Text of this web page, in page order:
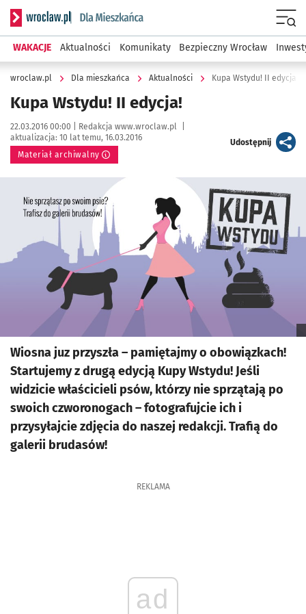
Serwis informacyjny wroclaw.pl podserwis: Dla mieszkańca
WAKACJE Aktualności Komunikaty Bezpieczny Wrocław
wroclaw.pl Dla mieszkańca Aktualności Kupa Wstydu! II edycja!
Kupa Wstydu! II edycja!
Data publikacji:
22.03.2016 00:00 | Autor:
Redakcja www.wroclaw.pl
aktualizacja: 10 lat temu, 16.03.2016
Materiał archiwalny
Udostępnijartykuł
Kliknij, aby powiększyć
Wiosna juz przyszła – pamiętajmy o obowiązkach!
Startujemy z drugą edycją Kupy Wstydu! Jeśli
widzicie właścicieli psów, którzy nie sprzątają po
swoich czworonogach – fotografujcie ich i
przysyłajcie zdjęcia do naszej redakcji. Trafią do
galerii brudasów!
REKLAMA
ad